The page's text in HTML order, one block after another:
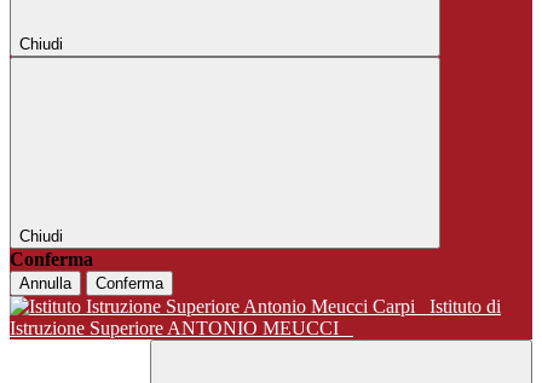
Chiudi
Chiudi
Conferma
Annulla Conferma
Istituto di
Istruzione Superiore ANTONIO MEUCCI